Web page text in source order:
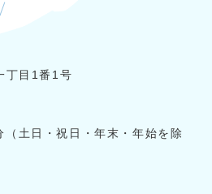
丁目1番1号
土日・祝日・年末・年始を除